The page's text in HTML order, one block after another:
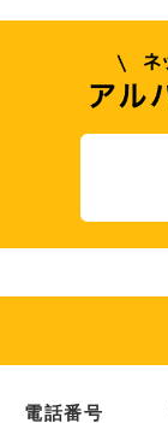
電話番号